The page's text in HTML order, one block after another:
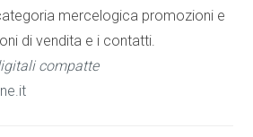
mercelogica promozioni e
di vendita e i contatti.
compatte